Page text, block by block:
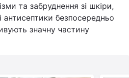
та забруднення зі шкіри,
антисептики безпосередньо
значну частину